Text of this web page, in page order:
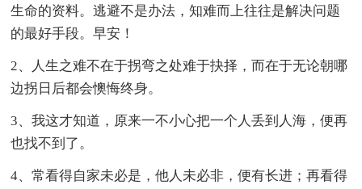
生命的资料。逃避不是办法，知难而上往往是解决问题
的最好手段。早安！
2、人生之难不在于拐弯之处难于抉择，而在于无论朝哪
边拐日后都会懊悔终身。
3、我这才知道，原来一不小心把一个人丢到人海，便再
也找不到了。
4、常看得自家未必是，他人未必非，便有长进；再看得